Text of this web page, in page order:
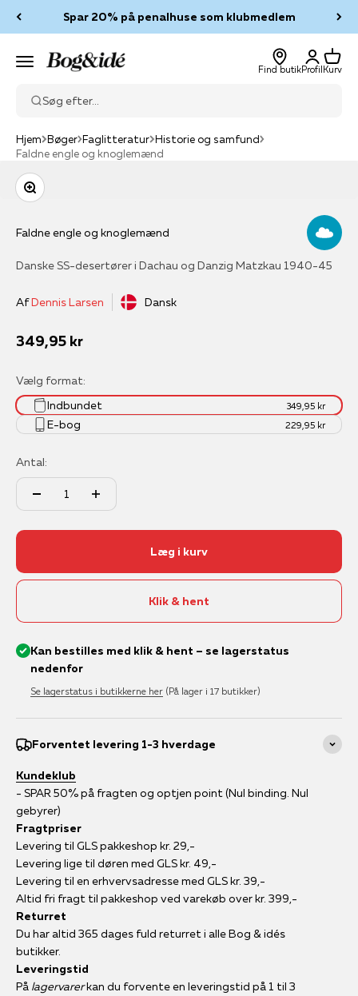
Spar 20% på penalhuse som klubmedlem
Menu Bog & idé
Find butik
Log ind
Profil
Kurv
Kurv
Søg efter...
Hjem Bøger Faglitteratur Historie og samfund
Faldne engle og knoglemænd
Zoom
Faldne engle og knoglemænd
Danske SS-desertører i Dachau og Danzig Matzkau 1940-45
AfDennis Larsen Dansk
Salgspris
349,95 kr
Vælg format:
Indbundet
349,95 kr
E-bog 229,95 kr
Antal:
Læg i kurv
Klik & hent
Kan bestilles med klik & hent – se lagerstatus
nedenfor
Se lagerstatus i butikkerne her (På lager i 17 butikker)
Forventet levering 1-3 hverdage
Kundeklub
- SPAR 50% på fragten og optjen point (Nul binding. Nul
gebyrer)
Fragtpriser
Levering til GLS pakkeshop kr. 29,-
Levering lige til døren med GLS kr. 49,-
Levering til en erhvervsadresse med GLS kr. 39,-
Altid fri fragt til pakkeshop ved varekøb over kr. 399,-
Returret
Du har altid 365 dages fuld returret i alle Bog & idés
butikker.
Leveringstid
På lagervarerkan du forvente en leveringstid på 1 til 3